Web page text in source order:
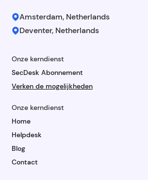
Amsterdam, Netherlands
Deventer, Netherlands
Onze kerndienst
SecDesk Abonnement
Verken de mogelijkheden
Onze kerndienst
Home
Helpdesk
Blog
Contact